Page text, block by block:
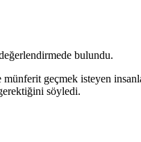
bulundu.
geçmek isteyen
söyledi.